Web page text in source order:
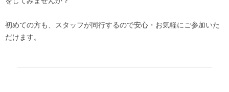
初めての方も、スタッフが同行するので安心・ お気軽にご参加いた
だけます。